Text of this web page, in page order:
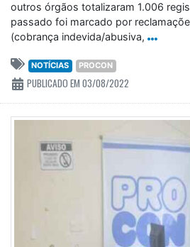
outros órgãos totalizaram 1.006
passado foi marcado por
(cobrança indevida/abusiva,
NOTÍCIAS PROCON
PUBLICADO EM 03/08/2022